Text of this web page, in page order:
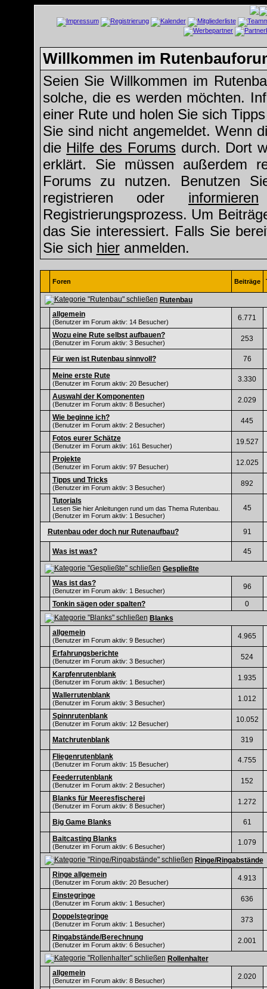
Willkommen im
Seien Sie Willkommen im
solche, die es werden möchten.
einer Rute und holen Sie sich
Sie sind nicht angemeldet. Wenn
die Hilfe des Forums durch. Dort
erklärt. Sie müssen außerdem
Forums zu nutzen. Benutzen
registrieren oder informieren
Registrierungsprozess. Um
das Sie interessiert. Falls Sie
Sie sich hieranmelden.
Foren Beiträge
Rutenbau
allgemein
(Benutzer im Forum aktiv: 14 Besucher) 6.771
Wozu eine Rute selbst aufbauen?
(Benutzer im Forum aktiv: 3 Besucher) 253
Für wen ist Rutenbau sinnvoll?
76
Meine erste Rute
(Benutzer im Forum aktiv: 20 Besucher) 3.330
Auswahl der Komponenten
(Benutzer im Forum aktiv: 8 Besucher) 2.029
Wie beginne ich?
(Benutzer im Forum aktiv: 2 Besucher) 445
Fotos eurer Schätze
(Benutzer im Forum aktiv: 161 Besucher) 19.527
Projekte
(Benutzer im Forum aktiv: 97 Besucher) 12.025
Tipps und Tricks
(Benutzer im Forum aktiv: 3 Besucher) 892
Tutorials
Lesen Sie hier Anleitungen rund um das Thema Rutenbau.
(Benutzer im Forum aktiv: 1 Besucher)
45
Rutenbau oder doch nur Rutenaufbau? 91
Was ist was? 45
Gespließte
Was ist das?
(Benutzer im Forum aktiv: 1 Besucher) 96
Tonkin sägen oder spalten?
0
Blanks
allgemein
(Benutzer im Forum aktiv: 9 Besucher) 4.965
Erfahrungsberichte
(Benutzer im Forum aktiv: 3 Besucher) 524
Karpfenrutenblank
(Benutzer im Forum aktiv: 1 Besucher) 1.935
Wallerrutenblank
(Benutzer im Forum aktiv: 3 Besucher) 1.012
Spinnrutenblank
(Benutzer im Forum aktiv: 12 Besucher) 10.052
Matchrutenblank
319
Fliegenrutenblank
(Benutzer im Forum aktiv: 15 Besucher) 4.755
Feederrutenblank
(Benutzer im Forum aktiv: 2 Besucher) 152
Blanks für Meeresfischerei
(Benutzer im Forum aktiv: 8 Besucher) 1.272
Big Game Blanks
61
Baitcasting Blanks
(Benutzer im Forum aktiv: 6 Besucher) 1.079
Ringe/Ringabstände
Ringe allgemein
(Benutzer im Forum aktiv: 20 Besucher) 4.913
Einstegringe
(Benutzer im Forum aktiv: 1 Besucher) 636
Doppelstegringe
(Benutzer im Forum aktiv: 1 Besucher) 373
Ringabstände/Berechnung
(Benutzer im Forum aktiv: 6 Besucher) 2.001
Rollenhalter
allgemein
(Benutzer im Forum aktiv: 8 Besucher) 2.020